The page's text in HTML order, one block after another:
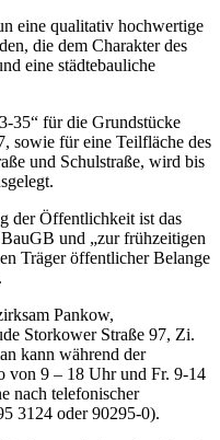
eine qualitativ hochwertige
die dem Charakter des
eine städtebauliche
35“ für die Grundstücke
sowie für eine Teilfläche des
und Schulstraße, wird bis
der Öffentlichkeit ist das
und „zur frühzeitigen
Träger öffentlicher Belange
Pankow,
Storkower Straße 97, Zi.
kann während der
von 9 – 18 Uhr und Fr. 9-14
nach telefonischer
3124 oder 90295-0).